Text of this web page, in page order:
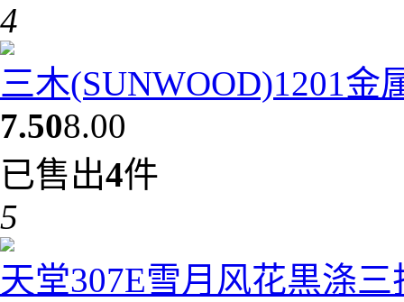
4
三木(SUNWOOD)1201金
7.508.00
已售出4件
5
天堂307E雪月风花黒涤